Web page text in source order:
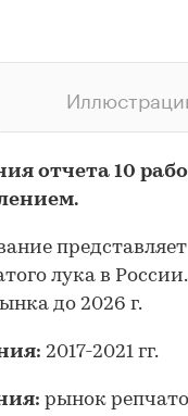
отчета 10
лука в
до 2026 г.
2017-2021 гг.
рынок